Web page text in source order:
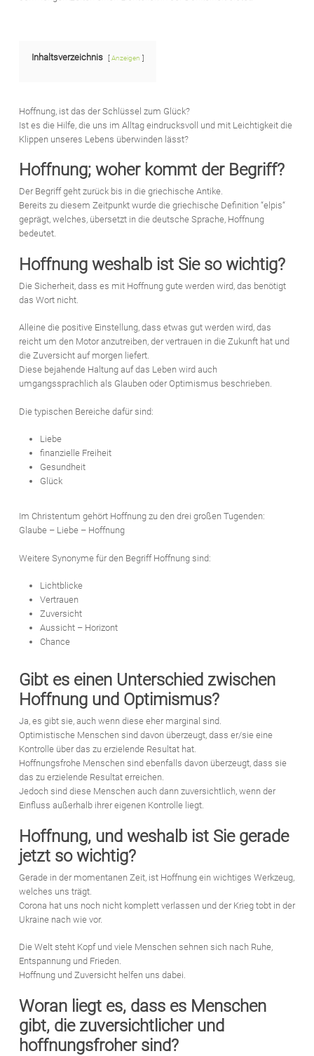
Inhaltsverzeichnis Anzeigen
Hoffnung, ist das der Schlüssel zum Glück?
Ist es die Hilfe, die uns im Alltag eindrucksvoll und mit Leichtigkeit die
Klippen unseres Lebens überwinden lässt?
Hoffnung; woher kommt der Begriff?
Der Begriff geht zurück bis in die griechische Antike.
Bereits zu diesem Zeitpunkt wurde die griechische Definition “elpis“
geprägt, welches, übersetzt in die deutsche Sprache, Hoffnung
bedeutet.
Hoffnung weshalb ist Sie so wichtig?
Die Sicherheit, dass es mit Hoffnung gute werden wird, das benötigt
das Wort nicht.
Alleine die positive Einstellung, dass etwas gut werden wird, das
reicht um den Motor anzutreiben, der vertrauen in die Zukunft hat und
die Zuversicht auf morgen liefert.
Diese bejahende Haltung auf das Leben wird auch
umgangssprachlich als Glauben oder Optimismus beschrieben.
Die typischen Bereiche dafür sind:
Liebe
finanzielle Freiheit
Gesundheit
Glück
Im Christentum gehört Hoffnung zu den drei großen Tugenden:
Glaube – Liebe – Hoffnung
Weitere Synonyme für den Begriff Hoffnung sind:
Lichtblicke
Vertrauen
Zuversicht
Aussicht – Horizont
Chance
Gibt es einen Unterschied zwischen
Hoffnung und Optimismus?
Ja, es gibt sie, auch wenn diese eher marginal sind.
Optimistische Menschen sind davon überzeugt, dass er/sie eine
Kontrolle über das zu erzielende Resultat hat.
Hoffnungsfrohe Menschen sind ebenfalls davon überzeugt, dass sie
das zu erzielende Resultat erreichen.
Jedoch sind diese Menschen auch dann zuversichtlich, wenn der
Einfluss außerhalb ihrer eigenen Kontrolle liegt.
Hoffnung, und weshalb ist Sie gerade
jetzt so wichtig?
Gerade in der momentanen Zeit, ist Hoffnung ein wichtiges Werkzeug,
welches uns trägt.
Corona hat uns noch nicht komplett verlassen und der Krieg tobt in der
Ukraine nach wie vor.
Die Welt steht Kopf und viele Menschen sehnen sich nach Ruhe,
Entspannung und Frieden.
Hoffnung und Zuversicht helfen uns dabei.
Woran liegt es, dass es Menschen
gibt, die zuversichtlicher und
hoffnungsfroher sind?